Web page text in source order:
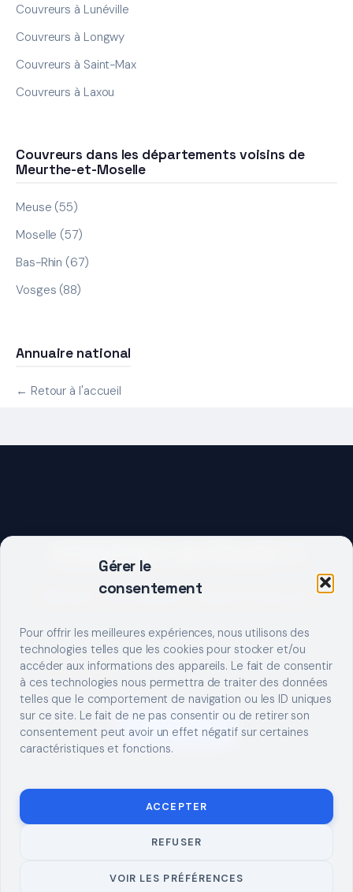
Gérer le
consentement
Pour offrir les meilleures expériences, nous utilisons des
technologies telles que les cookies pour stocker et/ou
accéder aux informations des appareils. Le fait de consentir
à ces technologies nous permettra de traiter des données
telles que le comportement de navigation ou les ID uniques
sur ce site. Le fait de ne pas consentir ou de retirer son
consentement peut avoir un effet négatif sur certaines
caractéristiques et fonctions.
ACCEPTER
REFUSER
VOIR LES PRÉFÉRENCES
Couvreurs à Lunéville
Couvreurs à Longwy
Couvreurs à Saint-Max
Couvreurs à Laxou
Couvreurs dans les départements voisins de
Meurthe-et-Moselle
Meuse (55)
Moselle (57)
Bas-Rhin (67)
Vosges (88)
Annuaire national
← Retour à l'accueil
DEMARRER UN PROJET ?
Décrivez votre besoin, trouvez le bon pro.
S'INSCRIRE